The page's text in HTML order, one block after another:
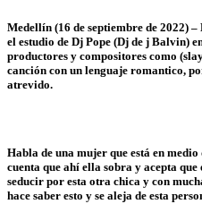
Medellín (16 de septiembre de 2022)
el estudio de Dj Pope (Dj de j Balvin)
productores y compositores como
canción con un lenguaje romantico,
atrevido.
Habla de una mujer que está en
cuenta que ahí ella sobra y acepta que
seducir por esta otra chica y con
hace saber esto y se aleja de esta